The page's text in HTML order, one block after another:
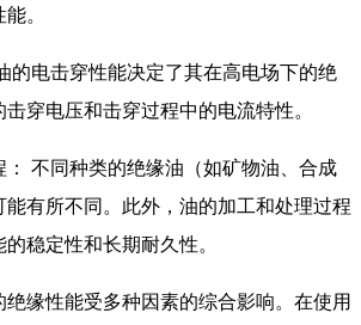
。
的电击穿性能决定了其在高电场下的绝
穿电压和击穿过程中的电流特性。
不同种类的绝缘油（如矿物油、合成
有所不同。此外，油的加工和处理过程
稳定性和长期耐久性。
缘性能受多种因素的综合影响。在使用